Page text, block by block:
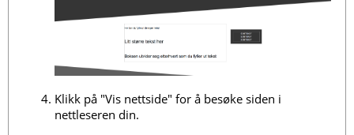
Klikk på "Vis nettside" for å besøke siden i
nettleseren din.